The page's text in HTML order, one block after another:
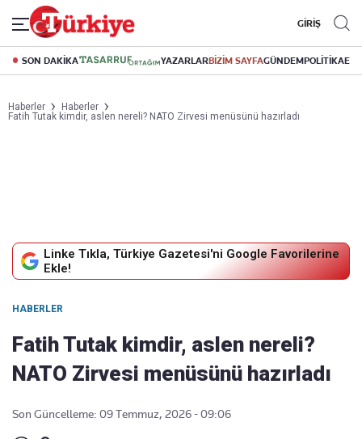
GİRİŞ
SON DAKİKA YAZARLARBİZİM SAYFAGÜNDEMPOLİTİKA
Haberler
Haberler
Fatih Tutak kimdir, aslen nereli? NATO Zirvesi menüsünü hazırladı
Linke Tıkla, Türkiye Gazetesi'ni Google Favorilerine
Ekle!
HABERLER
Fatih Tutak kimdir, aslen nereli?
NATO Zirvesi menüsünü hazırladı
Son Güncelleme: 09 Temmuz, 2026 - 09:06